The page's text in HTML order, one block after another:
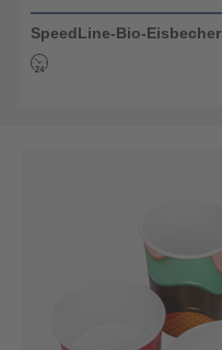
SpeedLine-Bio-Eisbecher